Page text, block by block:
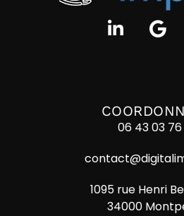
06 43 03
1095 rue Henri
34000